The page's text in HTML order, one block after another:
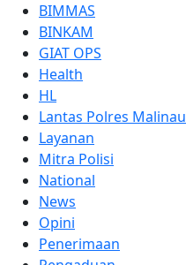
BIMMAS
BINKAM
GIAT OPS
Health
HL
Lantas Polres Malinau
Layanan
Mitra Polisi
National
News
Opini
Penerimaan